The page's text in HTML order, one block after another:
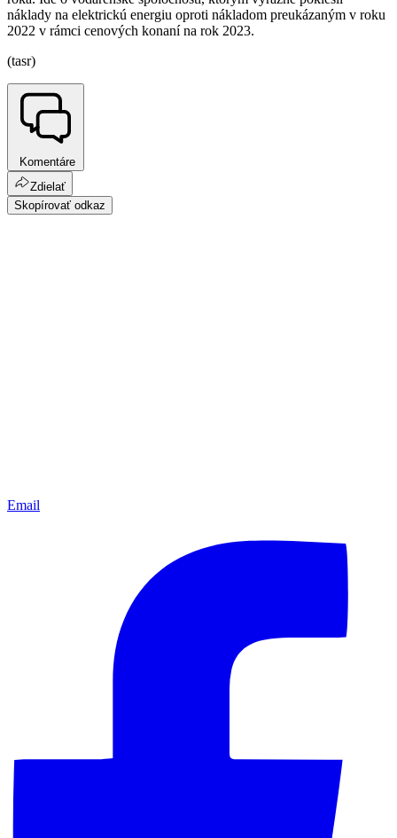
náklady na elektrickú energiu oproti nákladom preukázaným v roku
2022 v rámci cenových konaní na rok 2023.
(tasr)
Komentáre
Zdielať
Skopírovať odkaz
Email